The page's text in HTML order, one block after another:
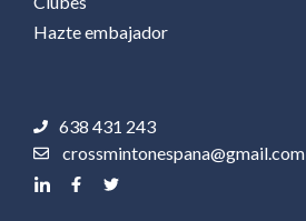
Hazte embajador
638 431 243
crossmintonespana@gmail.com